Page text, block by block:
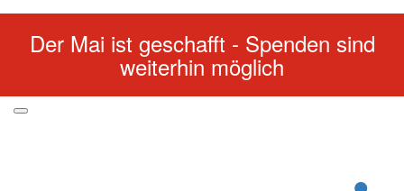
Der Mai ist geschafft - Spenden sind
weiterhin möglich